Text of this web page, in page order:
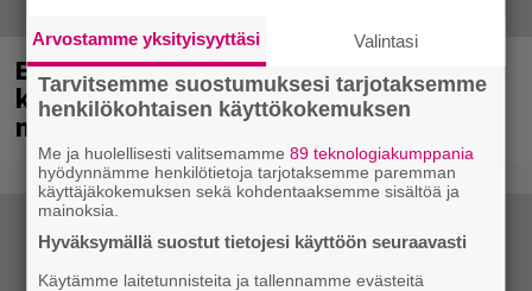
Eppu Normaali soitti viimeisen
konserttinsa koskaan – Yle Areenassa
nyt dokumentti bändistä
Arvostamme yksityisyyttäsi Valintasi
Tarvitsemme suostumuksesi tarjotaksemme
henkilökohtaisen käyttökokemuksen
Me ja huolellisesti valitsemamme89 teknologiakumppania
hyödynnämme henkilötietoja tarjotaksemme paremman
käyttäjäkokemuksen sekä kohdentaaksemme sisältöä ja
mainoksia.
Hyväksymällä suostut tietojesi käyttöön seuraavasti
Käytämme laitetunnisteita ja tallennamme evästeitä